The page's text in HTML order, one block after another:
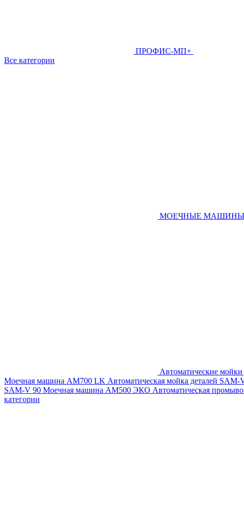
ПРОФИС-МП+
Все категории
МОЕЧНЫЕ МАШИНЫ
Автоматические мойки
Моечная машина AM700 LK Автоматическая мойка деталей SAM-
SAM-V 90 Моечная машина АМ500 ЭКО Автоматическая
категории